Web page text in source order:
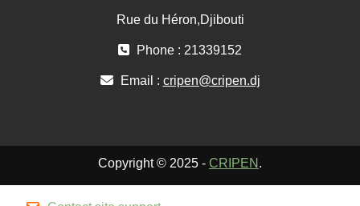
Rue du Héron,Djibouti
Phone : 21339152
Email : cripen@cripen.dj
Copyright © 2025 - CRIPEN .